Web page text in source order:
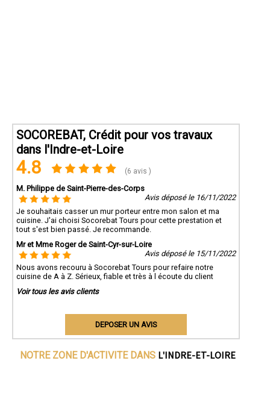
SOCOREBAT, Crédit pour vos travaux
dans l'Indre-et-Loire
4.8 (6 avis )
M. Philippe de Saint-Pierre-des-Corps
Avis déposé le 16/11/2022
Je souhaitais casser un mur porteur entre mon salon et ma
cuisine. J'ai choisi Socorebat Tours pour cette prestation et
tout s'est bien passé. Je recommande.
Mr et Mme Roger de Saint-Cyr-sur-Loire
Avis déposé le 15/11/2022
Nous avons recouru à Socorebat Tours pour refaire notre
cuisine de A à Z. Sérieux, fiable et très à l écoute du client
Voir tous les avis clients
DEPOSER UN AVIS
NOTRE ZONE D'ACTIVITE DANS L'INDRE-ET-LOIRE